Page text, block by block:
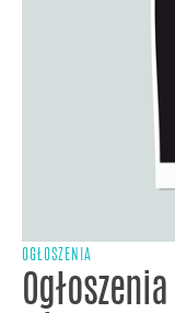
OGŁOSZENIA